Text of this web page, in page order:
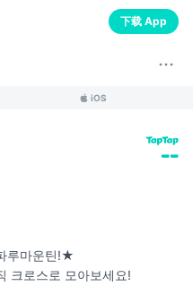
下载 App
iOS
--
루마운틴!★
크로스로 모아보세요!